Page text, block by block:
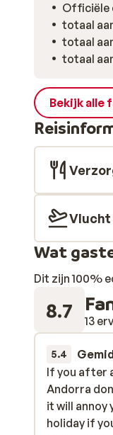
Officiële
totaal
totaal
totaal
Bekijk alle
Wat
Dit zijn 100%
8.7 13
5.4
If you after
Andorra
it will annoy
holiday if
If you after
Andorra
it will annoy
holiday if